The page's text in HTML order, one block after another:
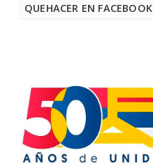
QUEHACER EN FACEBOOK